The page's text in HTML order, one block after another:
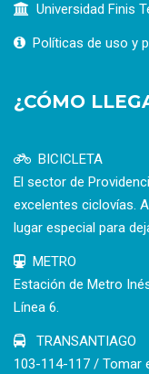
Universidad Finis
Políticas de uso y
¿CÓMO
BICICLETA
El sector de
excelentes ciclovías.
lugar especial para
METRO
Estación de Metro
Línea 6.
TRANSANTIAGO
103-114-117 / Tomar